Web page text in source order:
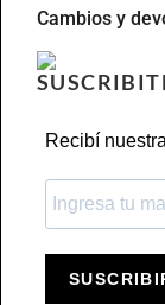
Cambios y
Recibí